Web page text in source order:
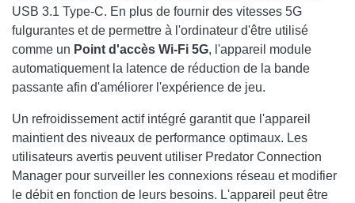
USB 3.1 Type-C. En plus de fournir des vitesses 5G
fulgurantes et de permettre à l'ordinateur d'être utilisé
comme un Point d'accès Wi-Fi 5G, l'appareil module
automatiquement la latence de réduction de la bande
passante afin d'améliorer l'expérience de jeu.
Un refroidissement actif intégré garantit que l'appareil
maintient des niveaux de performance optimaux. Les
utilisateurs avertis peuvent utiliser Predator Connection
Manager pour surveiller les connexions réseau et modifier
le débit en fonction de leurs besoins. L'appareil peut être